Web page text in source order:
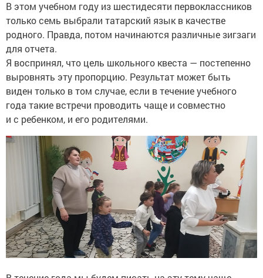
В этом учебном году из шестидесяти первоклассников
только семь выбрали татарский язык в качестве
родного. Правда, потом начинаются различные зигзаги
для отчета.
Я воспринял, что цель школьного квеста — постепенно
выровнять эту пропорцию. Результат может быть
виден только в том случае, если в течение учебного
года такие встречи проводить чаще и совместно
и с ребенком, и его родителями.